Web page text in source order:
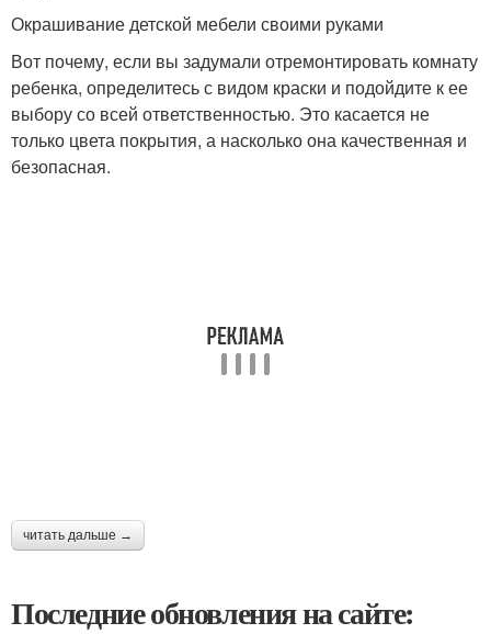
Окрашивание детской мебели своими руками
Вот почему, если вы задумали отремонтировать комнату
ребенка, определитесь с видом краски и подойдите к ее
выбору со всей ответственностью. Это касается не
только цвета покрытия, а насколько она качественная и
безопасная.
читать дальше →
Последние обновления на сайте: